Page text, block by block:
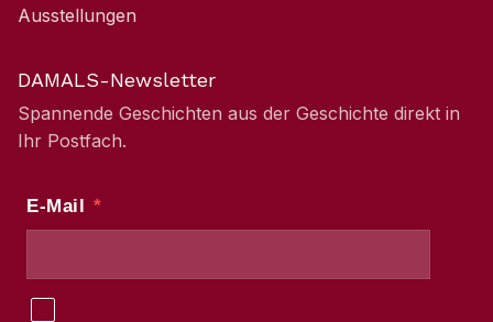
Ausstellungen
DAMALS-Newsletter
Spannende Geschichten aus der Geschichte direkt in
Ihr Postfach.